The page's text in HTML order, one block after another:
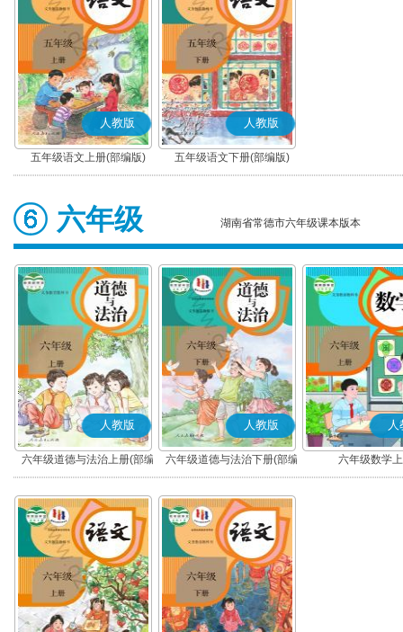
人教版
五年级语文上册(部编版)
人教版
五年级语文下册(部编版)
六年级 湖南省常德市六年级课本版本
人教版
六年级道德与法治上册(部编
版)
人教版
六年级道德与法治下册(部编
版)
人
六年级数学